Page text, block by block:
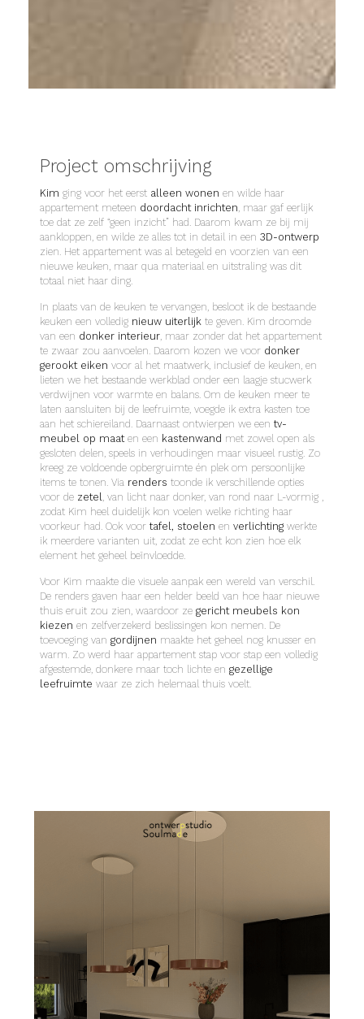
Project omschrijving
Kim ging voor het eerst alleen wonen en wilde haar
appartement meteen doordacht inrichten, maar gaf eerlijk
toe dat ze zelf “geen inzicht” had. Daarom kwam ze bij mij
aankloppen, en wilde ze alles tot in detail in een 3D-ontwerp
zien. Het appartement was al betegeld en voorzien van een
nieuwe keuken, maar qua materiaal en uitstraling was dit
totaal niet haar ding.
In plaats van de keuken te vervangen, besloot ik de bestaande
keuken een volledig nieuw uiterlijk te geven. Kim droomde
van een donker interieur, maar zonder dat het appartement
te zwaar zou aanvoelen. Daarom kozen we voor donker
gerookt eiken voor al het maatwerk, inclusief de keuken, en
lieten we het bestaande werkblad onder een laagje stucwerk
verdwijnen voor warmte en balans. Om de keuken meer te
laten aansluiten bij de leefruimte, voegde ik extra kasten toe
aan het schiereiland. Daarnaast ontwierpen we een tv-
meubel op maaten een kastenwand met zowel open als
gesloten delen, speels in verhoudingen maar visueel rustig. Zo
kreeg ze voldoende opbergruimte én plek om persoonlijke
items te tonen. Via renders toonde ik verschillende opties
voor de zetel, van licht naar donker, van rond naar L-vormig ,
zodat Kim heel duidelijk kon voelen welke richting haar
voorkeur had. Ook voor tafel, stoelen en verlichting werkte
ik meerdere varianten uit, zodat ze echt kon zien hoe elk
element het geheel beïnvloedde.
Voor Kim maakte die visuele aanpak een wereld van verschil.
De renders gaven haar een helder beeld van hoe haar nieuwe
thuis eruit zou zien, waardoor ze gericht meubels kon
kiezen en zelfverzekerd beslissingen kon nemen. De
toevoeging van gordijnen maakte het geheel nog knusser en
warm. Zo werd haar appartement stap voor stap een volledig
afgestemde, donkere maar toch lichte en gezellige
leefruimte waar ze zich helemaal thuis voelt.